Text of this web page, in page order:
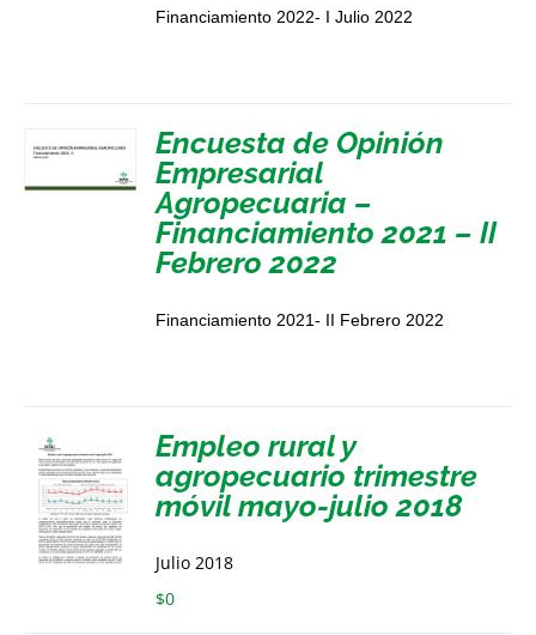
Financiamiento 2022- I Julio 2022
Encuesta de Opinión
Empresarial
Agropecuaria –
Financiamiento 2021 – II
Febrero 2022
Financiamiento 2021- II Febrero 2022
Empleo rural y
agropecuario trimestre
móvil mayo-julio 2018
Julio 2018
$0